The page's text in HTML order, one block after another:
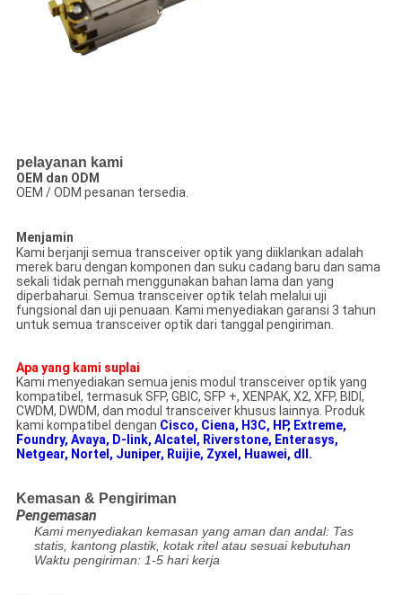
pelayanan kami
OEM dan ODM
OEM / ODM pesanan tersedia.
Menjamin
Kami berjanji semua transceiver optik yang diiklankan adalah
merek baru dengan komponen dan suku cadang baru dan sama
sekali tidak pernah menggunakan bahan lama dan yang
diperbaharui. Semua transceiver optik telah melalui uji
fungsional dan uji penuaan. Kami menyediakan garansi 3 tahun
untuk semua transceiver optik dari tanggal pengiriman.
Apa yang kami suplai
Kami menyediakan semua jenis modul transceiver optik yang
kompatibel, termasuk SFP, GBIC, SFP +, XENPAK, X2, XFP, BIDI,
CWDM, DWDM, dan modul transceiver khusus lainnya. Produk
kami kompatibel dengan Cisco, Ciena, H3C, HP, Extreme,
Foundry, Avaya, D-link, Alcatel, Riverstone, Enterasys,
Netgear, Nortel, Juniper, Ruijie, Zyxel, Huawei, dll.
Kemasan & Pengiriman
Pengemasan
Kami menyediakan kemasan yang aman dan andal: Tas
statis, kantong plastik, kotak ritel atau sesuai kebutuhan
Waktu pengiriman: 1-5 hari kerja